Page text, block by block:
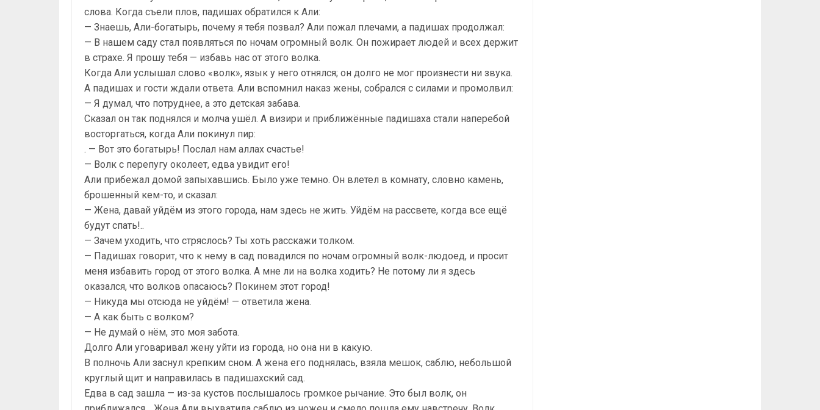
слова. Когда съели плов, падишах обратился к Али:
— Знаешь, Али-богатырь, почему я тебя позвал? Али пожал плечами, а падишах продолжал:
— В нашем саду стал появляться по ночам огромный волк. Он пожирает людей и всех держит
в страхе. Я прошу тебя — избавь нас от этого волка.
Когда Али услышал слово «волк», язык у него отнялся; он долго не мог произнести ни звука.
А падишах и гости ждали ответа. Али вспомнил наказ жены, собрался с силами и промолвил:
— Я думал, что потруднее, а это детская забава.
Сказал он так поднялся и молча ушёл. А визири и приближённые падишаха стали наперебой
восторгаться, когда Али покинул пир:
. — Вот это богатырь! Послал нам аллах счастье!
— Волк с перепугу околеет, едва увидит его!
Али прибежал домой запыхавшись. Было уже темно. Он влетел в комнату, словно камень,
брошенный кем-то, и сказал:
— Жена, давай уйдём из этого города, нам здесь не жить. Уйдём на рассвете, когда все ещё
будут спать!..
— Зачем уходить, что стряслось? Ты хоть расскажи толком.
— Падишах говорит, что к нему в сад повадился по ночам огромный волк-людоед, и просит
меня избавить город от этого волка. А мне ли на волка ходить? Не потому ли я здесь
оказался, что волков опасаюсь? Покинем этот город!
— Никуда мы отсюда не уйдём! — ответила жена.
— А как быть с волком?
— Не думай о нём, это моя забота.
Долго Али уговаривал жену уйти из города, но она ни в какую.
В полночь Али заснул крепким сном. А жена его поднялась, взяла мешок, саблю, небольшой
круглый щит и направилась в падишахский сад.
Едва в сад зашла — из-за кустов послышалось громкое рычание. Это был волк, он